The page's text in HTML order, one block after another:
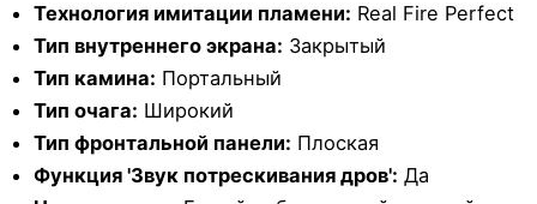
Технология имитации пламени: Real Fire Perfect
Тип внутреннего экрана: Закрытый
Тип камина: Портальный
Тип очага: Широкий
Тип фронтальной панели: Плоская
Функция 'Звук потрескивания дров': Да